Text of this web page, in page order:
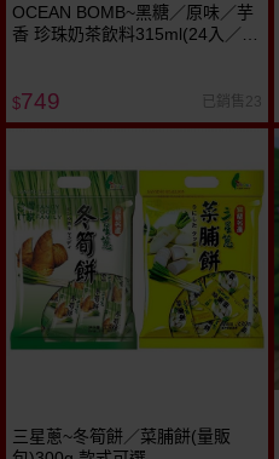
OCEAN BOMB~黑糖／原味／芋
香 珍珠奶茶飲料315ml(24入／
$749 已銷售23
三星蔥~冬筍餅／菜脯餅(量販